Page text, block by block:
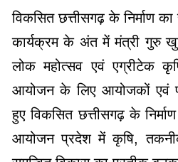
विकसित छत्तीसगढ़ के निर्माण
कार्यक्रम के अंत में मंत्री गुरु
लोक महोत्सव एवं एग्रीटेक
आयोजन के लिए आयोजकों एवं
हुए विकसित छत्तीसगढ़ के
आयोजन प्रदेश में कृषि,